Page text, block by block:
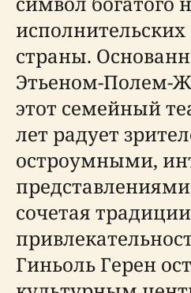
исполнительских
страны.
Этьеном-Полем-
этот семейный
лет радует
остроумными,
сочетая
Гиньоль Герен